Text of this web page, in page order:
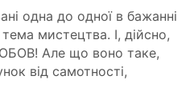
одна до одної в бажанні
мистецтва. І, дійсно,
Але що воно таке,
від самотності,